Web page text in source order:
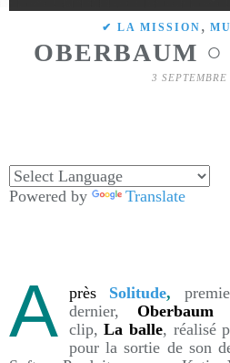
✔ LA MISSION ,
OBERBAUM
3 SEPTEMBRE
Powered by Translate
A près Solitude,
dernier,Oberbaum
clip,La balle, réalisé
pour la sortie de son